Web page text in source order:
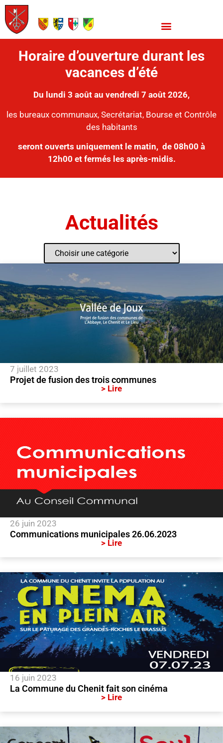
Horaire d’ouverture durant les
vacances d’été
Du lundi 3 août au vendredi 7 août 2026,
les bureaux communaux, Secrétariat, Bourse et Contrôle
des habitants
seront ouverts uniquement le matin, de 08h00 à
12h00 et fermés les après-midis.
Actualités
7 juillet 2023
Projet de fusion des trois communes
> Lire
26 juin 2023
Communications municipales 26.06.2023
> Lire
16 juin 2023
La Commune du Chenit fait son cinéma
> Lire